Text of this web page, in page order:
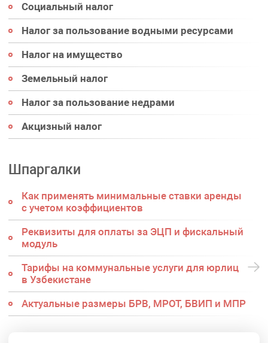
Социальный налог
Налог за пользование водными ресурсами
Налог на имущество
Земельный налог
Налог за пользование недрами
Акцизный налог
Шпаргалки
Как применять минимальные ставки аренды
с учетом коэффициентов
Реквизиты для оплаты за ЭЦП и фискальный
модуль
Тарифы на коммунальные услуги для юрлиц
в Узбекистане
Актуальные размеры БРВ, МРОТ, БВИП и МПР